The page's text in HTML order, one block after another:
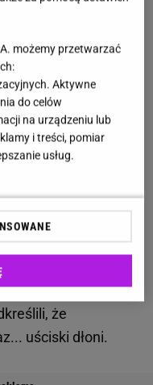
się 10 tysięcy
wydarzeniem za
Kiedy uznały,
postanowiły wraz z
policji. Tego samego
zgłosił się
takiej samej
sobie notesik z
Funkcjonariusze
specjalnymi
Powiatowego
Bartłomiejczaka.
że
uściski dłoni.
możemy przetwarzać
Aktywne
do celów
na urządzeniu lub
i treści, pomiar
usług.